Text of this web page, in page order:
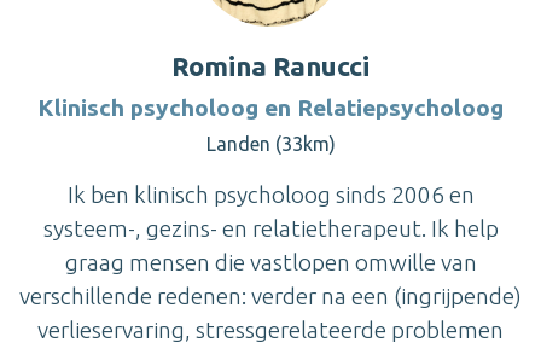
Romina Ranucci
Klinisch psycholoog en Relatiepsycholoog
Landen (33km)
Ik ben klinisch psycholoog sinds 2006 en
systeem-, gezins- en relatietherapeut. Ik help
graag mensen die vastlopen omwille van
verschillende redenen: verder na een (ingrijpende)
verlieservaring, stressgerelateerde problemen